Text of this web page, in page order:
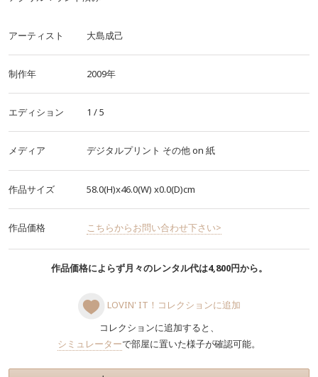
アーティスト 大島成己
制作年 2009年
エディション 1 / 5
メディア デジタルプリント その他on 紙
作品サイズ 58.0(H)x46.0(W) x0.0(D)cm
作品価格 こちらからお問い合わせ下さい>
作品価格によらず月々のレンタル代は4,800円から。
LOVIN' IT！コレクションに追加
コレクションに追加すると、
シミュレーターで部屋に置いた様子が確認可能。